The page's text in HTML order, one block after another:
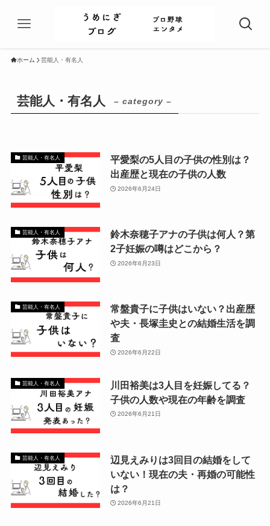
ホーム 芸能人・有名人
芸能人・有名人 – category –
芸能人・有名人
平愛梨の5人目の子供の性別は？
出産歴と現在の子供の人数
2026年6月24日
芸能人・有名人
鈴木奈穂子アナの子供は何人？第
2子妊娠の噂はどこから？
2026年6月23日
芸能人・有名人
常盤貴子に子供はいない？出産歴
や夫・長塚圭史との結婚生活を調
査
2026年6月22日
芸能人・有名人
川田裕美は3人目を妊娠してる？
子供の人数や現在の年齢を調査
2026年6月21日
芸能人・有名人
辺見えみりは3回目の結婚をして
いない！現在の夫・再婚の可能性
は？
2026年6月21日